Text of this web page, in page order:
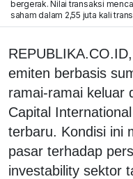
bergerak. Nilai transaksi
saham dalam 2,55 juta kali
emiten berbasis
ramai-ramai keluar
Capital
terbaru. Kondisi ini
pasar terhadap
investability sektor